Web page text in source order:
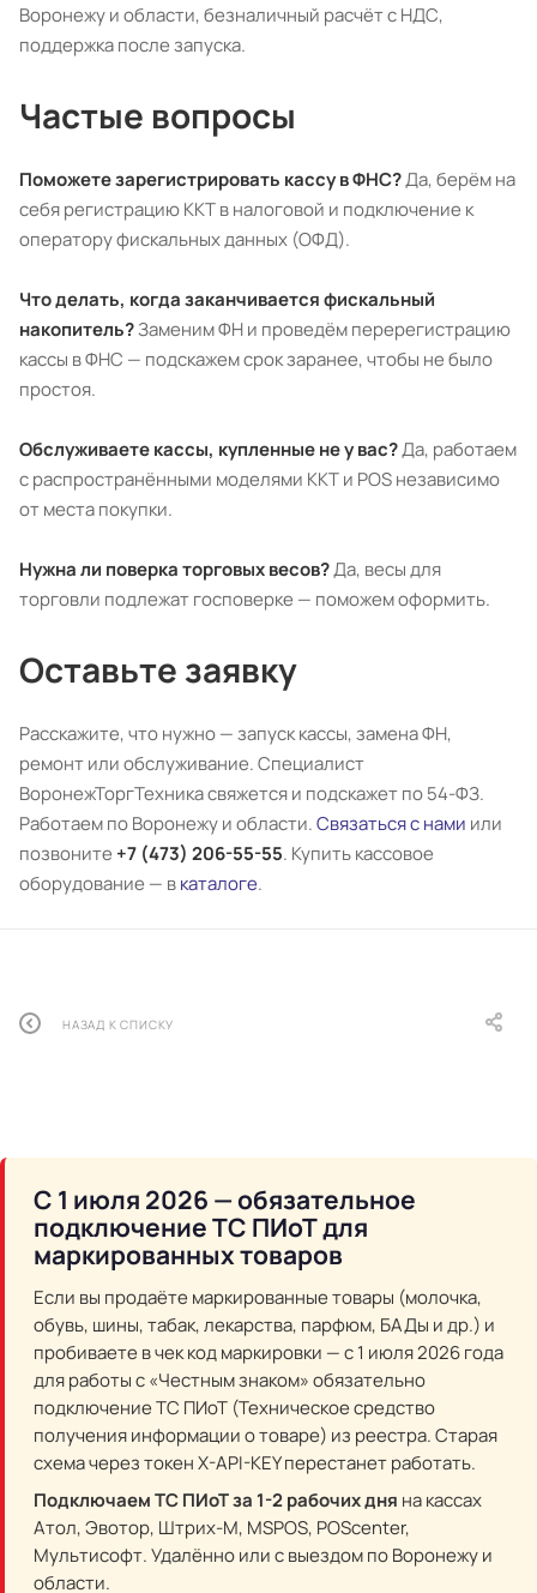
Воронежу и области, безналичный расчёт с НДС,
поддержка после запуска.
Частые вопросы
Поможете зарегистрировать кассу в ФНС?Да, берём на
себя регистрацию ККТ в налоговой и подключение к
оператору фискальных данных (ОФД).
Что делать, когда заканчивается фискальный
накопитель?Заменим ФН и проведём перерегистрацию
кассы в ФНС — подскажем срок заранее, чтобы не было
простоя.
Обслуживаете кассы, купленные не у вас?Да, работаем
с распространёнными моделями ККТ и POS независимо
от места покупки.
Нужна ли поверка торговых весов?Да, весы для
торговли подлежат госповерке — поможем оформить.
Оставьте заявку
Расскажите, что нужно — запуск кассы, замена ФН,
ремонт или обслуживание. Специалист
ВоронежТоргТехника свяжется и подскажет по 54-ФЗ.
Работаем по Воронежу и области.Связаться с нами или
позвоните +7 (473) 206-55-55. Купить кассовое
оборудование — вкаталоге.
НАЗАД К СПИСКУ
С 1 июля 2026 — обязательное
подключение ТС ПИоТ для
маркированных товаров
Если вы продаёте маркированные товары (молочка,
обувь, шины, табак, лекарства, парфюм, БАДы и др.) и
пробиваете в чек код маркировки — с 1 июля 2026 года
для работы с «Честным знаком» обязательно
подключение ТС ПИоТ (Техническое средство
получения информации о товаре) из реестра. Старая
схема через токен X-API-KEY перестанет работать.
Подключаем ТС ПИоТ за 1-2 рабочих дня на кассах
Атол, Эвотор, Штрих-М, MSPOS, POScenter,
Мультисофт. Удалённо или с выездом по Воронежу и
области.